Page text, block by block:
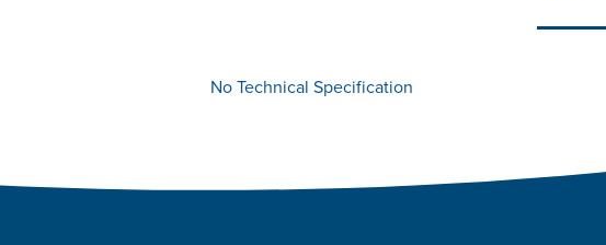
No Technical Specification